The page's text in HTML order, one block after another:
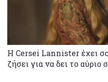
H Cersei Lannister έχει
ζήσει για να δει το αύριο